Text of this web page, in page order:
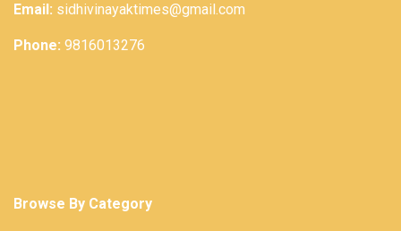
Email: sidhivinayaktimes@gmail.com
Phone: 9816013276
Browse By Category